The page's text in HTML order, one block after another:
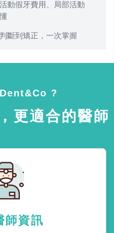
動假牙費用、局部活動
斷到矯正，一次掌握
?
更適合的醫師
師資訊